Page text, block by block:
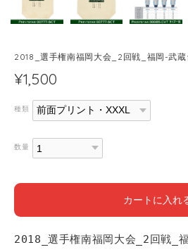
2018_選手権南福岡大会_2回戦_福岡-武蔵
¥1,500
種類
数量
カートに入れ
2018_選手権南福岡大会_2回戦_